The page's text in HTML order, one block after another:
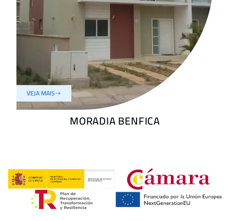
VEJA MAIS
MORADIA BENFICA